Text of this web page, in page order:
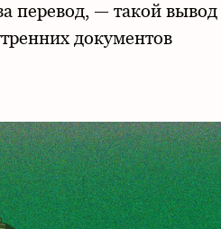
перевод, — такой вывод
документов